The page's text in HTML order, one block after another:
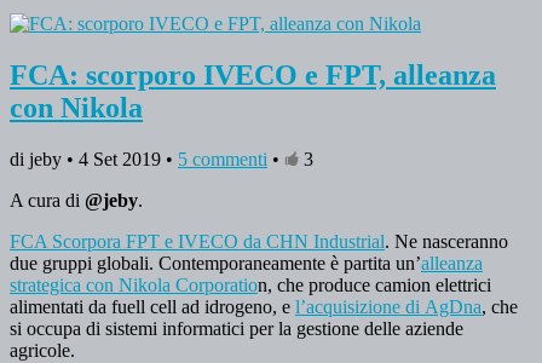
FCA: scorporo IVECO e FPT, alleanza
con Nikola
di jeby • 4 Set 2019 • 5 commenti •
3
A cura di @jeby.
FCA Scorpora FPT e IVECO da CHN Industrial. Ne nasceranno
due gruppi globali. Contemporaneamente è partita un’alleanza
strategica con Nikola Corporation, che produce camion elettrici
alimentati da fuell cell ad idrogeno, e l’acquisizione di AgDna, che
si occupa di sistemi informatici per la gestione delle aziende
agricole.